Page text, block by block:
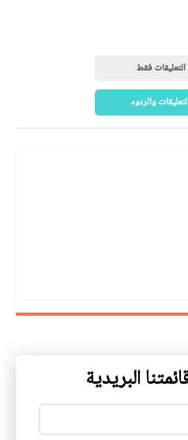
فقط
والردود
البريدية